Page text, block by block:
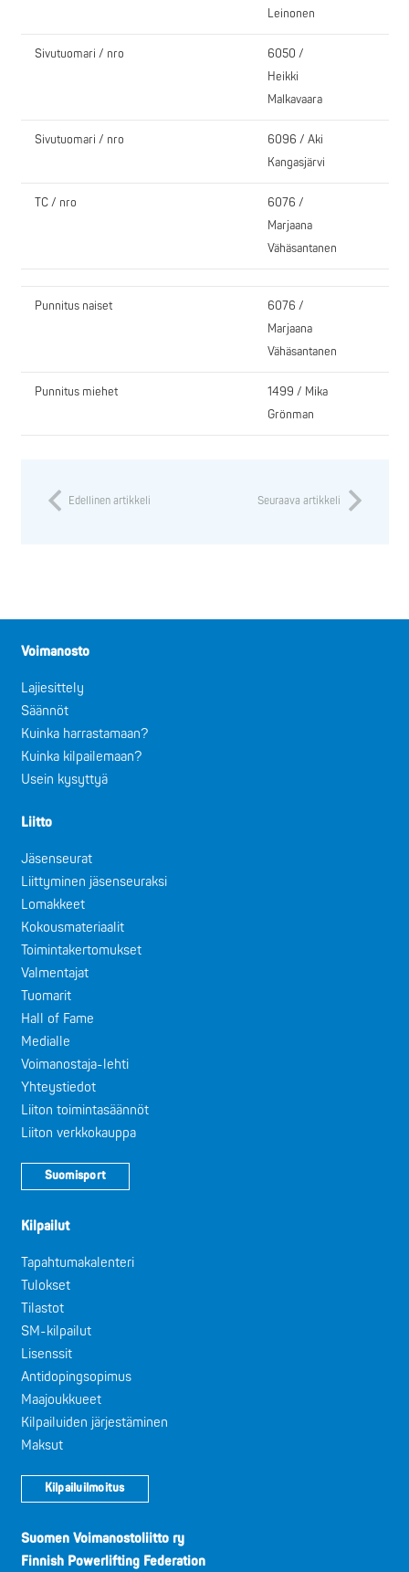
Leinonen
Sivutuomari / nro
6050 /
Heikki
Malkavaara
Sivutuomari / nro
6096 / Aki
Kangasjärvi
TC / nro
6076 /
Marjaana
Vähäsantanen
Punnitus naiset
6076 /
Marjaana
Vähäsantanen
Punnitus miehet
1499 / Mika
Grönman
Edellinen artikkeli Seuraava artikkeli
Voimanosto
Lajiesittely
Säännöt
Kuinka harrastamaan?
Kuinka kilpailemaan?
Usein kysyttyä
Liitto
Jäsenseurat
Liittyminen jäsenseuraksi
Lomakkeet
Kokousmateriaalit
Toimintakertomukset
Valmentajat
Tuomarit
Hall of Fame
Medialle
Voimanostaja-lehti
Yhteystiedot
Liiton toimintasäännöt
Liiton verkkokauppa
Suomisport
Kilpailut
Tapahtumakalenteri
Tulokset
Tilastot
SM-kilpailut
Lisenssit
Antidopingsopimus
Maajoukkueet
Kilpailuiden järjestäminen
Maksut
Kilpailuilmoitus
Suomen Voimanostoliitto ry
Finnish Powerlifting Federation